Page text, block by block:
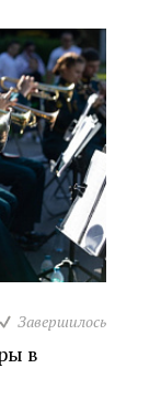
Завершилось
в